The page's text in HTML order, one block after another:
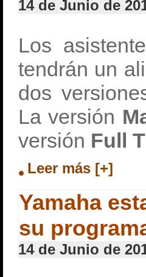
14 de Junio de
Los
tendrán un
dos
La versión
versión Full
Leer más [+]
Yamaha
su
14 de Junio de